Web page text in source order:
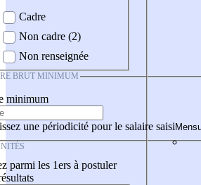
Cadre
Non cadre (2)
Non renseignée
BRUT MINIMUM
minimum
une périodicité pour le salaire saisi
parmi les 1ers à postuler